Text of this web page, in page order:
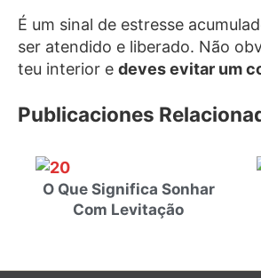
É um sinal de estresse
ser atendido e liberado. Não
teu interior e deves evitar um
Publicaciones
O Que Significa Sonhar
Com Levitação